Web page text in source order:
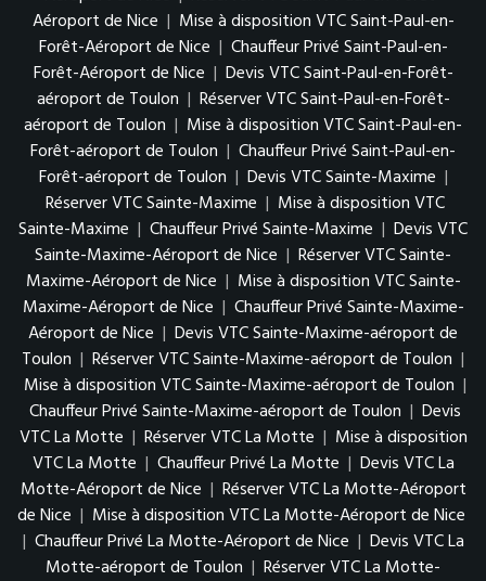
Aéroport de Nice | Mise à disposition VTC Saint-Paul-en-
Forêt-Aéroport de Nice | Chauffeur Privé Saint-Paul-en-
Forêt-Aéroport de Nice | Devis VTC Saint-Paul-en-Forêt-
aéroport de Toulon | Réserver VTC Saint-Paul-en-Forêt-
aéroport de Toulon | Mise à disposition VTC Saint-Paul-en-
Forêt-aéroport de Toulon | Chauffeur Privé Saint-Paul-en-
Forêt-aéroport de Toulon | Devis VTC Sainte-Maxime |
Réserver VTC Sainte-Maxime | Mise à disposition VTC
Sainte-Maxime | Chauffeur Privé Sainte-Maxime | Devis VTC
Sainte-Maxime-Aéroport de Nice | Réserver VTC Sainte-
Maxime-Aéroport de Nice | Mise à disposition VTC Sainte-
Maxime-Aéroport de Nice | Chauffeur Privé Sainte-Maxime-
Aéroport de Nice | Devis VTC Sainte-Maxime-aéroport de
Toulon | Réserver VTC Sainte-Maxime-aéroport de Toulon |
Mise à disposition VTC Sainte-Maxime-aéroport de Toulon |
Chauffeur Privé Sainte-Maxime-aéroport de Toulon | Devis
VTC La Motte | Réserver VTC La Motte | Mise à disposition
VTC La Motte | Chauffeur Privé La Motte | Devis VTC La
Motte-Aéroport de Nice | Réserver VTC La Motte-Aéroport
de Nice | Mise à disposition VTC La Motte-Aéroport de Nice
| Chauffeur Privé La Motte-Aéroport de Nice | Devis VTC La
Motte-aéroport de Toulon | Réserver VTC La Motte-